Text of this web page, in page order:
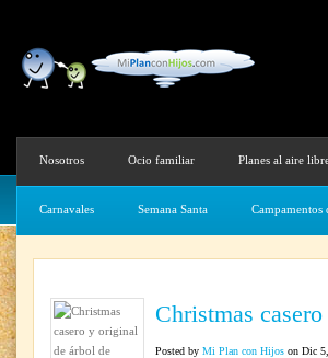
Nosotros Ocio familiar Planes al aire
Carnavales Semana Santa Campamentos
Christmas
Posted by Mi Plan con Hijos on Dic